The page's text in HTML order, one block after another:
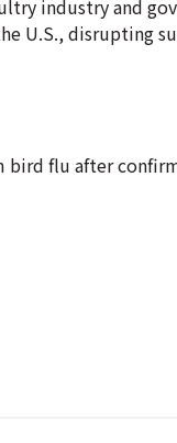
industry and
U.S., disrupting
bird flu after